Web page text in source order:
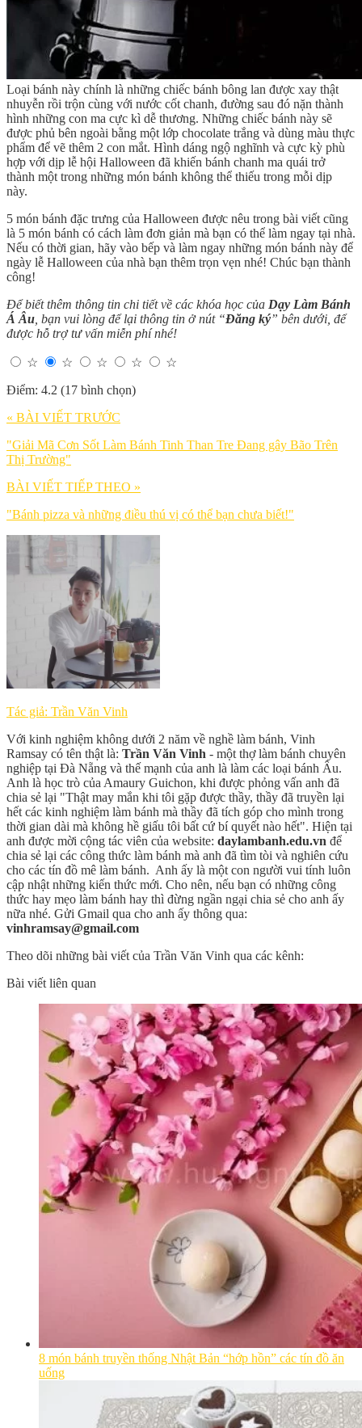
Loại bánh này chính là những chiếc bánh bông lan được xay thật
nhuyễn rồi trộn cùng với nước cốt chanh, đường sau đó nặn thành
hình những con ma cực kì dễ thương. Những chiếc bánh này sẽ
được phủ bên ngoài bằng một lớp chocolate trắng và dùng màu thực
phẩm để vẽ thêm 2 con mắt. Hình dáng ngộ nghĩnh và cực kỳ phù
hợp với dịp lễ hội Halloween đã khiến bánh chanh ma quái trở
thành một trong những món bánh không thể thiếu trong mỗi dịp
này.
5 món bánh đặc trưng của Halloween được nêu trong bài viết cũng
là 5 món bánh có cách làm đơn giản mà bạn có thể làm ngay tại nhà.
Nếu có thời gian, hãy vào bếp và làm ngay những món bánh này để
ngày lễ Halloween của nhà bạn thêm trọn vẹn nhé! Chúc bạn thành
công!
Để biết thêm thông tin chi tiết về các khóa học của Dạy Làm Bánh
Á Âu , bạn vui lòng để lại thông tin ở nút “Đăng ký” bên dưới, để
được hỗ trợ tư vấn miễn phí nhé!
☆ ☆ ☆ ☆
☆
Điểm: 4.2 (17 bình chọn)
« BÀI VIẾT TRƯỚC
"Giải Mã Cơn Sốt Làm Bánh Tinh Than Tre Đang gây Bão Trên
Thị Trường"
BÀI VIẾT TIẾP THEO »
"Bánh pizza và những điều thú vị có thể bạn chưa biết!"
Tác giả: Trần Văn Vinh
Với kinh nghiệm không dưới 2 năm về nghề làm bánh, Vinh
Ramsay có tên thật là: Trần Văn Vinh - một thợ làm bánh chuyên
nghiệp tại Đà Nẵng và thế mạnh của anh là làm các loại bánh Âu.
Anh là học trò của Amaury Guichon, khi được phỏng vấn anh đã
chia sẻ lại "Thật may mắn khi tôi gặp được thầy, thầy đã truyền lại
hết các kinh nghiệm làm bánh mà thầy đã tích góp cho mình trong
thời gian dài mà không hề giấu tôi bất cứ bí quyết nào hết". Hiện tại
anh được mời cộng tác viên của website: daylambanh.edu.vn để
chia sẻ lại các công thức làm bánh mà anh đã tìm tòi và nghiên cứu
cho các tín đồ mê làm bánh. Anh ấy là một con người vui tính luôn
cập nhật những kiến thức mới. Cho nên, nếu bạn có những công
thức hay mẹo làm bánh hay thì đừng ngần ngại chia sẻ cho anh ấy
nữa nhé. Gửi Gmail qua cho anh ấy thông qua:
vinhramsay@gmail.com
Theo dõi những bài viết của Trần Văn Vinh qua các kênh:
Bài viết liên quan
8 món bánh truyền thống Nhật Bản “hớp hồn” các tín đồ ăn
uống